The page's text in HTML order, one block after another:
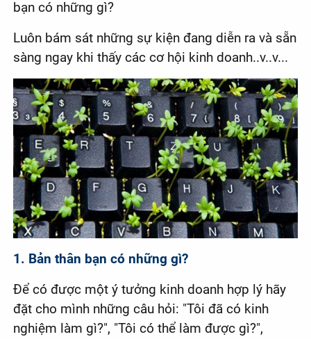
bạn có những gì?
Luôn bám sát những sự kiện đang diễn ra và sẵn
sàng ngay khi thấy các cơ hội kinh doanh..v..v...
1. Bản thân bạn có những gì?
Để có được một ý tưởng kinh doanh hợp lý hãy
đặt cho mình những câu hỏi: "Tôi đã có kinh
nghiệm làm gì?", "Tôi có thể làm được gì?",